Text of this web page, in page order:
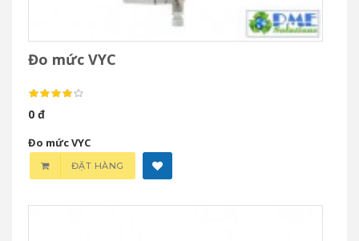
Đo mức VYC
0 đ
Đo mức VYC
ĐẶT HÀNG